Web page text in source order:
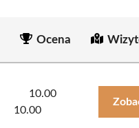
Ocena
10.00
10.00